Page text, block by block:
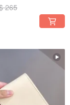
265